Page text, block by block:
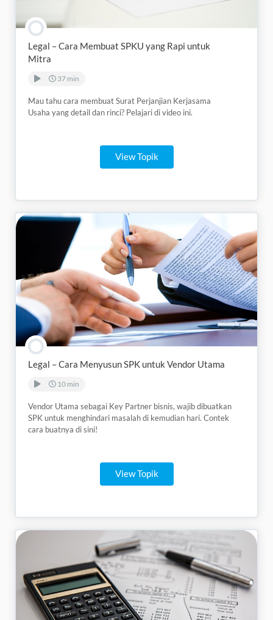
Legal – Cara Membuat SPKU yang Rapi untuk
Mitra
37 min
Mau tahu cara membuat Surat Perjanjian Kerjasama
Usaha yang detail dan rinci? Pelajari di video ini.
View Topik
Legal – Cara Menyusun SPK untuk Vendor Utama
10 min
Vendor Utama sebagai Key Partner bisnis, wajib dibuatkan
SPK untuk menghindari masalah di kemudian hari. Contek
cara buatnya di sini!
View Topik